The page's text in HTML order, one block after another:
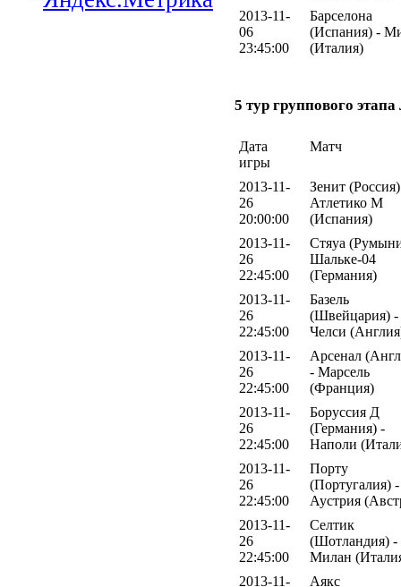
2013-11-
06
23:45:00
Барселона
(Испания) -
(Италия)
5 тур группового
Дата
игры
Матч
2013-11-
26
20:00:00
Зенит
Атлетико М
(Испания)
2013-11-
26
22:45:00
Стяуа
Шальке-04
(Германия)
2013-11-
26
22:45:00
Базель
(Швейцария) -
Челси
2013-11-
26
22:45:00
Арсенал
- Марсель
(Франция)
2013-11-
26
22:45:00
Боруссия Д
(Германия) -
Наполи
2013-11-
26
22:45:00
Порту
(Португалия) -
Аустрия
2013-11-
26
22:45:00
Селтик
(Шотландия) -
Милан
2013-11-
Аякс